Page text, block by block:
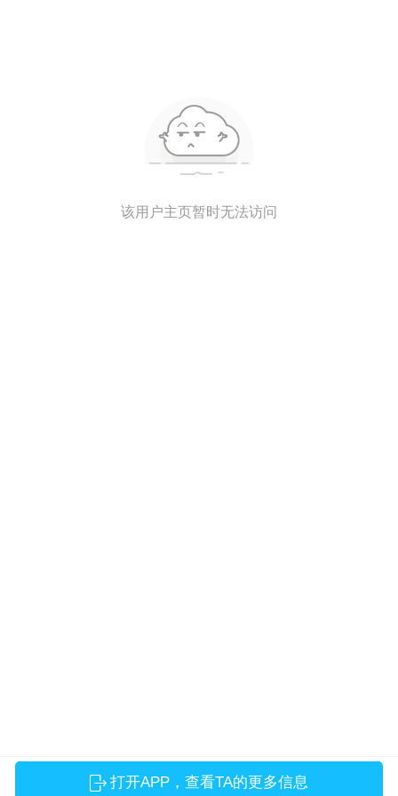
打开APP，查看TA的更多信息
该用户主页暂时无法访问